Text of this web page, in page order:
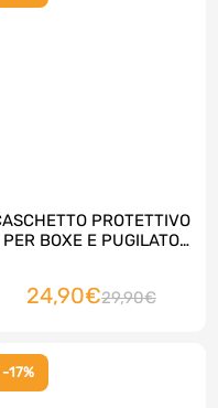
PROTETTIVO
PER BOXE E PUGILATO
24,90€29,90€
-17%